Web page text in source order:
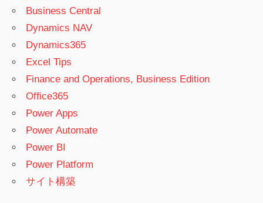
Business Central
Dynamics NAV
Dynamics365
Excel Tips
Finance and Operations, Business Edition
Office365
Power Apps
Power Automate
Power BI
Power Platform
サイト構築